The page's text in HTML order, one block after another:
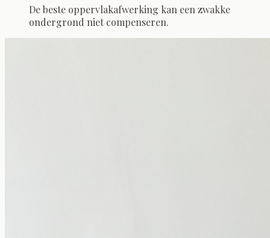
De beste oppervlakafwerking kan een zwakke
ondergrond niet compenseren.